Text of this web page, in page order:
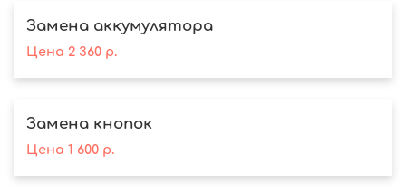
Замена аккумулятора
Цена 2 360р.
Замена кнопок
Цена 1 600р.